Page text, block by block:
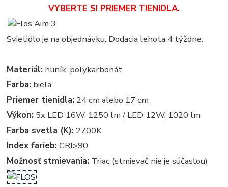
VYBERTE SI PRIEMER TIENIDLA.
Svietidlo je na objednávku. Dodacia lehota 4 týždne.
Materiál: hliník, polykarbonát
Farba: biela
Priemer tienidla: 24 cm alebo 17 cm
Výkon: 5x LED 16W, 1250 lm / LED 12W, 1020 lm
Farba svetla (K): 2700K
Index farieb: CRI>90
Možnosť stmievania: Triac (stmievač nie je súčasťou)